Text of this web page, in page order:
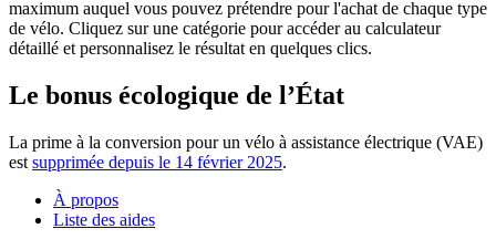
maximum auquel vous pouvez prétendre pour l'achat de chaque type
de vélo. Cliquez sur une catégorie pour accéder au calculateur
détaillé et personnalisez le résultat en quelques clics.
Le bonus écologique de l’État
La prime à la conversion pour un vélo à assistance électrique (VAE)
est supprimée depuis le 14 février 2025.
À propos
Liste des aides